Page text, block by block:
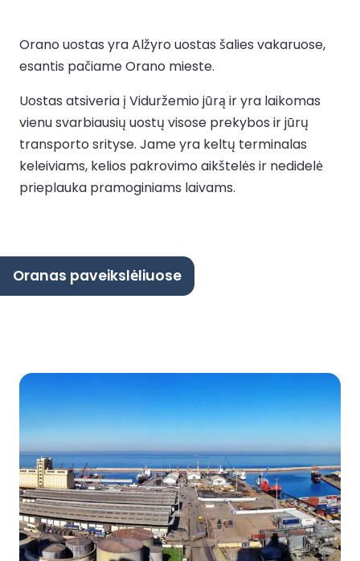
Orano uostas yra Alžyro uostas šalies vakaruose,
esantis pačiame Orano mieste.
Uostas atsiveria į Viduržemio jūrą ir yra laikomas
vienu svarbiausių uostų visose prekybos ir jūrų
transporto srityse. Jame yra keltų terminalas
keleiviams, kelios pakrovimo aikštelės ir nedidelė
prieplauka pramoginiams laivams.
Oranas paveikslėliuose